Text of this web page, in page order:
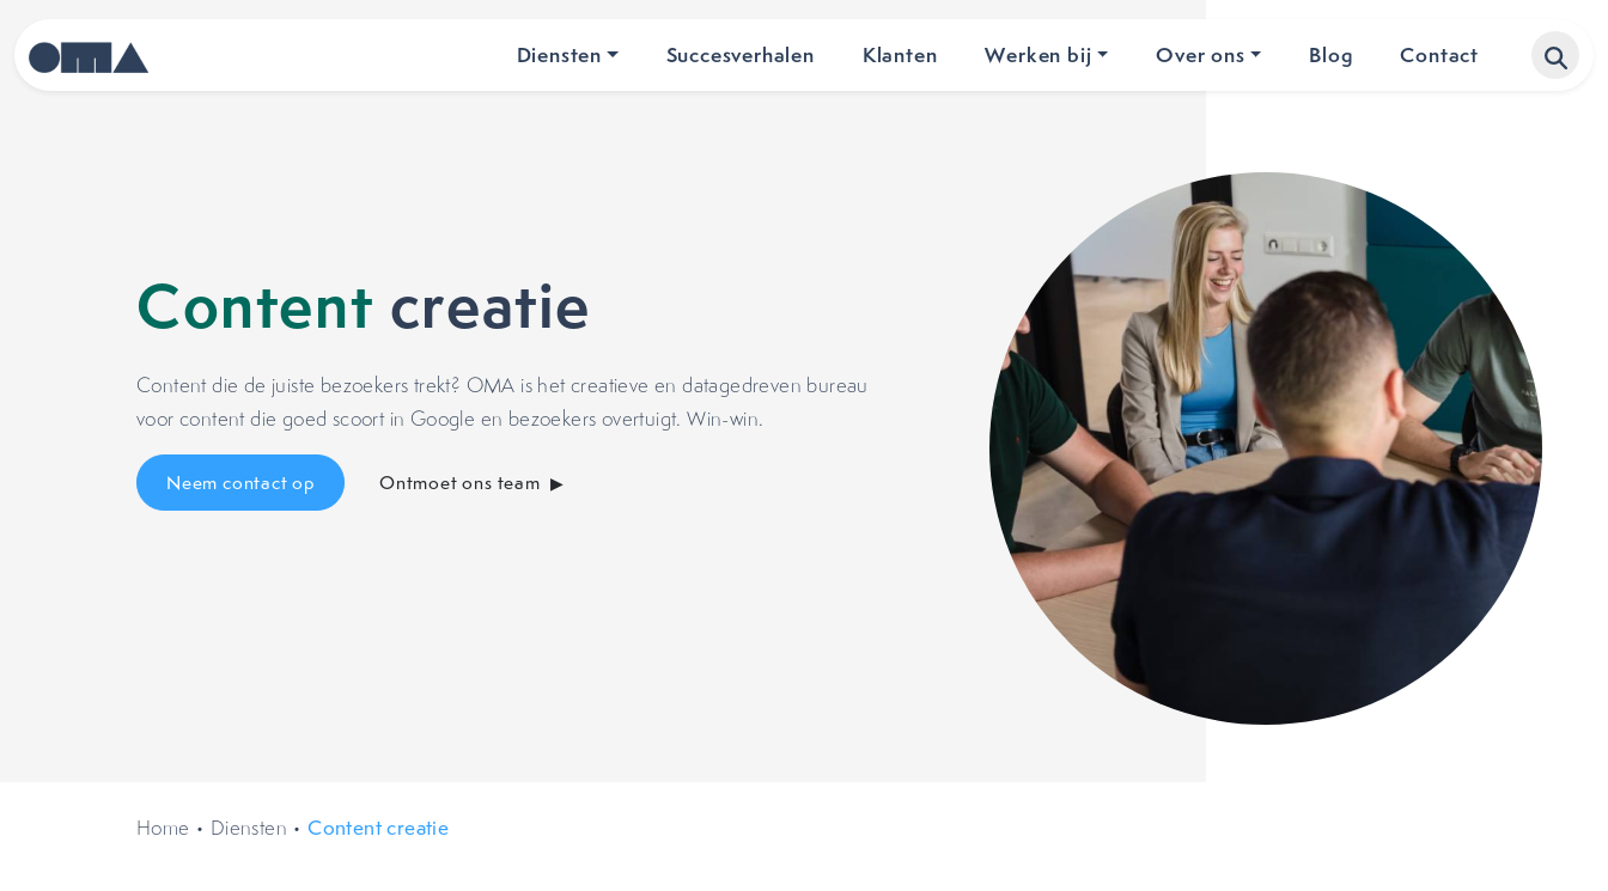
Diensten Succesverhalen Klanten Werken bij Over ons Blog Contact
Content creatie
Content die de juiste bezoekers trekt? OMA is het creatieve en datagedreven bureau
voor content die goed scoort in Google en bezoekers overtuigt. Win-win.
Neem contact op Ontmoet ons team
Home • Diensten •Content creatie